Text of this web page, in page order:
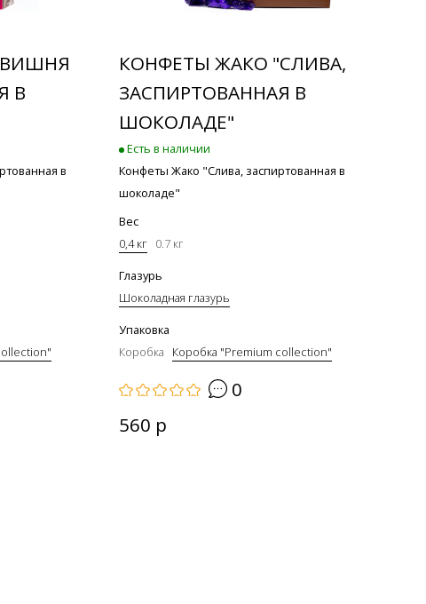
В
в
КОНФЕТЫ ЖАКО "СЛИВА,
ЗАСПИРТОВАННАЯ В
ШОКОЛАДЕ"
Есть в наличии
Конфеты Жако "Слива, заспиртованная в
шоколаде"
Вес
0,4 кг 0.7 кг
Глазурь
Шоколадная глазурь
Упаковка
Коробка
Коробка "Premium collection"
0
560 р